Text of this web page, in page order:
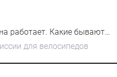
работает. Какие бывают
для велосипедов